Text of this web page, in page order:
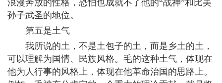
浪漫奔放的性格，恐怕也成就不了他的“战神”和比美
孙子武圣的地位。
第五是土气
我所说的土，不是土包子的土，而是乡土的土，
可以理解为国情、民族风格。毛的这种土气，体现在
他为人行事的风格上，体现在他革命治国的思路上。